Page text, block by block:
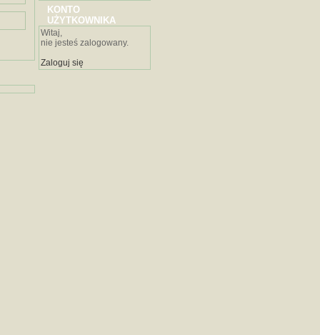
KONTO
UŻYTKOWNIKA
Witaj,
nie jesteś zalogowany.
Zaloguj się